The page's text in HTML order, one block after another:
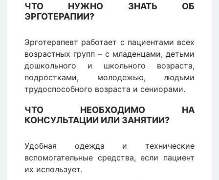
ЧТО НУЖНО ЗНАТЬ ОБ
ЭРГОТЕРАПИИ?
Эрготерапевт работает с пациентами всех
возрастных групп – с младенцами, детьми
дошкольного и школьного возраста,
подростками, молодежью, людьми
трудоспособного возраста и сениорами.
ЧТО НЕОБХОДИМО НА
КОНСУЛЬТАЦИИ ИЛИ ЗАНЯТИИ?
Удобная одежда и технические
вспомогательные средства, если пациент
их использует.